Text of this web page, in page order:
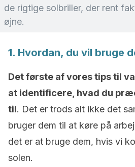
de rigtige solbriller, der rent
øjne.
1. Hvordan, du vil bruge
Det første af vores tips til
at identificere, hvad du
til. Det er trods alt ikke det
bruger dem til at køre på
det er at bruge dem, hvis vi
solen.